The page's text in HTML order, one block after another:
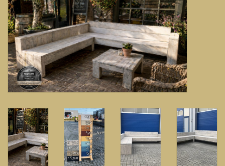
Hoekbanken
Plantenbakken
Hockers & Terrastafels
buy-gift-card
Zuilen & Pilaren